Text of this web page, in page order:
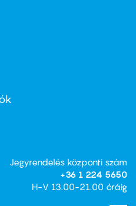
Jegyrendelés központi szám
+36 1 224 5650
H-V 13.00-21.00 óráig